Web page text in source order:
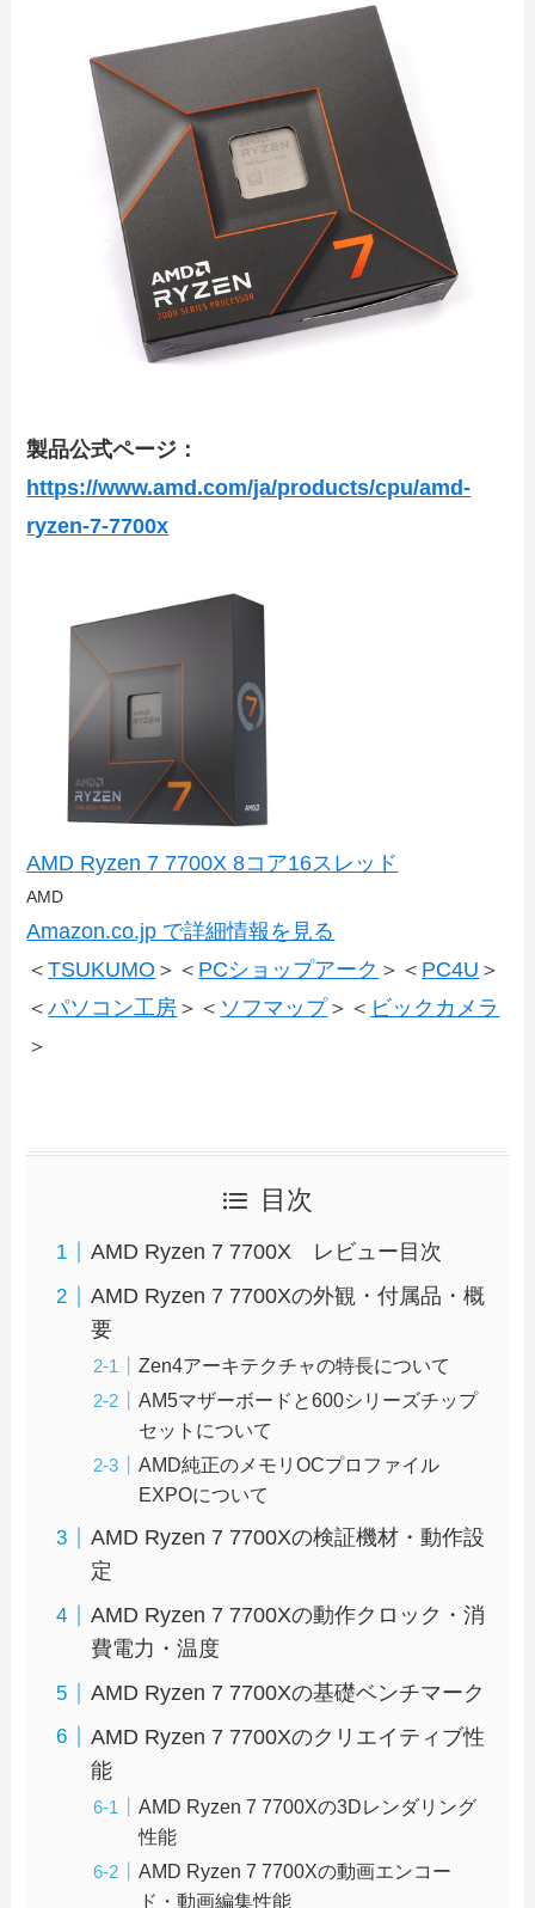
製品公式ページ：
https://www.amd.com/ja/products/cpu/amd-
ryzen-7-7700x
AMD Ryzen 7 7700X 8コア16スレッド
AMD
Amazon.co.jp で詳細情報を見る
＜TSUKUMO ＞＜ PCショップアーク ＞＜ PC4U ＞
＜パソコン工房 ＞＜ ソフマップ＞＜ ビックカメラ
＞
目次
AMD Ryzen 7 7700X レビュー目次
AMD Ryzen 7 7700Xの外観・付属品・概
要
Zen4アーキテクチャの特長について
AM5マザーボードと600シリーズチップ
セットについて
AMD純正のメモリOCプロファイル
EXPOについて
AMD Ryzen 7 7700Xの検証機材・動作設
定
AMD Ryzen 7 7700Xの動作クロック・消
費電力・温度
AMD Ryzen 7 7700Xの基礎ベンチマーク
AMD Ryzen 7 7700Xのクリエイティブ性
能
AMD Ryzen 7 7700Xの3Dレンダリング
性能
AMD Ryzen 7 7700Xの動画エンコー
ド・動画編集性能